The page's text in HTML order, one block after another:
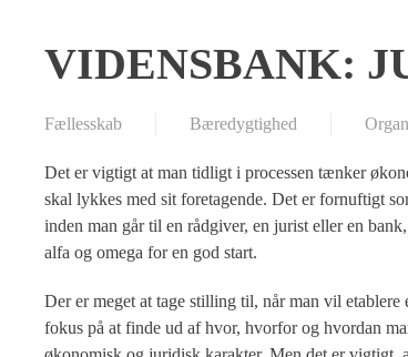
VIDENSBANK:
Fællesskab Bæredygtighed
Det er vigtigt at man tidligt i processen tænker
skal lykkes med sit foretagende. Det er fornuftigt
inden man går til en rådgiver, en jurist eller en
alfa og omega for en god start.
Der er meget at tage stilling til, når man vil
fokus på at finde ud af hvor, hvorfor og hvordan